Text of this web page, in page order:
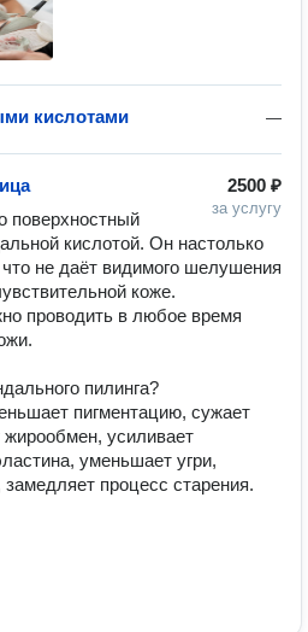
—
кислотами
2500 ₽
за услугу
поверхностный
кислотой. Он настолько
не даёт видимого шелушения
коже.
проводить в любое время
пилинга?
пигментацию, сужает
усиливает
уменьшает угри,
процесс старения.